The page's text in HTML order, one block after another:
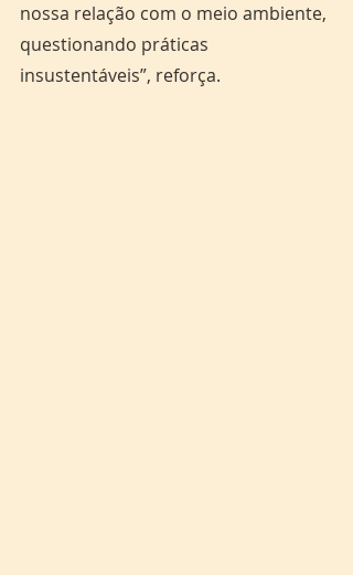
nossa relação com o meio ambiente,
questionando práticas
insustentáveis”, reforça.